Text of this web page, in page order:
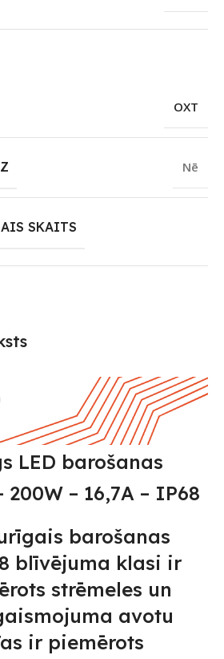
LED barošanas
200W – 16,7A – IP68
barošanas
blīvējuma klasi ir
strēmeles un
avotu
ir piemērots
OXT
Nē
SKAITS